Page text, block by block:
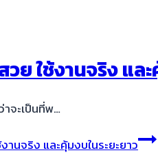
ย ใช้งานจริง และ
จะเป็นที่พ…
นจริง และคุ้มงบในระยะยาว